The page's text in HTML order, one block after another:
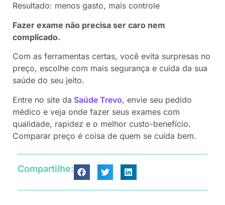
Resultado: menos gasto, mais controle
Fazer exame não precisa ser caro nem
complicado.
Com as ferramentas certas, você evita surpresas no
preço, escolhe com mais segurança e cuida da sua
saúde do seu jeito.
Entre no site da Saúde Trevo, envie seu pedido
médico e veja onde fazer seus exames com
qualidade, rapidez e o melhor custo-benefício.
Comparar preço é coisa de quem se cuida bem.
Compartilhe: